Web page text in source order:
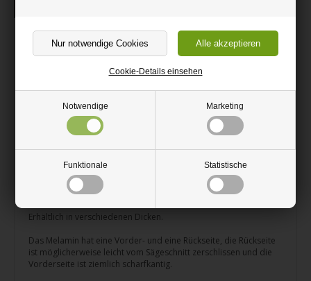
Notwendige Marketing
Funktionale Statistische
Cookie-Details einsehen
Regal aus weißem Melamin
Mit Melamin auf beiden Seiten.
Wir bieten an, dass Sie weiße Kanten an den Rändern bekommen
Da der Kern des Regals eine Spanplatte ist, lassen sich
Schrauben leicht einschrauben.
Erhältlich in verschiedenen Dicken.
Das Melamin hat eine Vorder- und eine Rückseite, die Rückseite
ist möglicherweise leicht vom Sägeschnitt zerschlissen und die
Vorderseite ist ziemlich scharfkantig.